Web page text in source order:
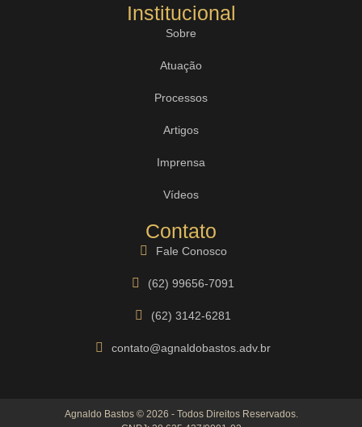
Institucional
Sobre
Atuação
Processos
Artigos
Imprensa
Vídeos
Contato
Fale Conosco
(62) 99656-7091
(62) 3142-6281
contato@agnaldobastos.adv.br
Agnaldo Bastos © 2026 - Todos Direitos Reservados.